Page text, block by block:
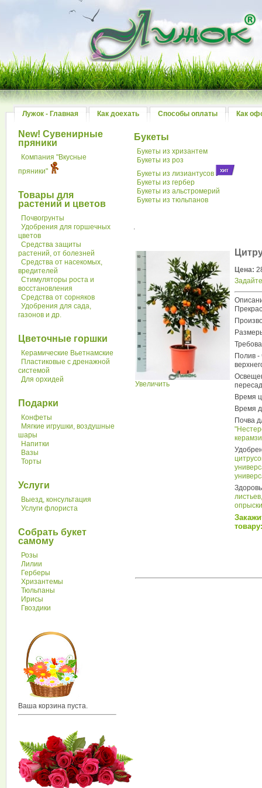
Лужок - Главная Как доехать Способы оплаты Как
New! Сувенирные
пряники
Компания "Вкусные
пряники"
Товары для
растений и цветов
Почвогрунты
Удобрения для горшечных
цветов
Средства защиты
растений, от болезней
Средства от насекомых,
вредителей
Стимуляторы роста и
восстановления
Средства от сорняков
Удобрения для сада,
газонов и др.
Цветочные горшки
Керамические Вьетнамские
Пластиковые с дренажной
системой
Для орхидей
Подарки
Конфеты
Мягкие игрушки, воздушные
шары
Напитки
Вазы
Торты
Услуги
Выезд, консультация
Услуги флориста
Собрать букет
самому
Розы
Лилии
Герберы
Хризантемы
Тюльпаны
Ирисы
Гвоздики
Ваша корзина пуста.
Букеты
Букеты из хризантем
Букеты из роз
Букеты из лизиантусов
Букеты из гербер
Букеты из альстромерий
Букеты из тюльпанов
.
Увеличить
Цена:
Полив -
Время
Время
Почва
листьев,